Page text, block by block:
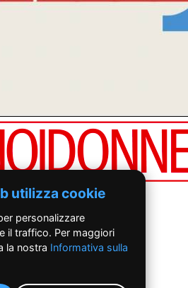
utilizza cookie
personalizzare
il traffico. Per maggiori
la nostra Informativa sulla